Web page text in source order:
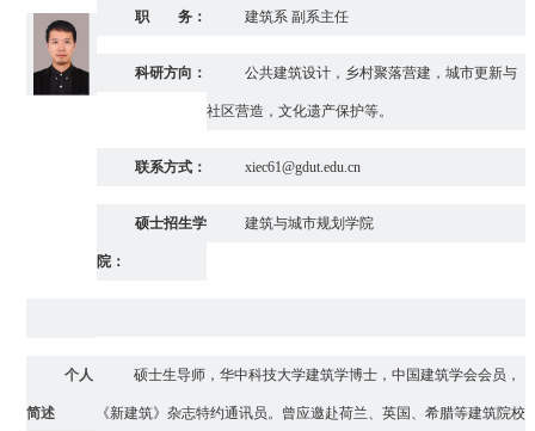
职 务： 建筑系 副 系主任
科研方向： 公共建筑设计，乡村聚落营建，城市更新与
社区营造，文化遗产保护等。
联系方式： xiec61@gdut.edu.cn
硕士招生学
院：
建筑与城市规划学院
个人
简述
硕士生导师，华中科技大学建筑学博士 ，中国建筑学会会员，
《新建筑》杂志特约通讯员。曾应邀赴荷兰、英国、希腊等建筑院校